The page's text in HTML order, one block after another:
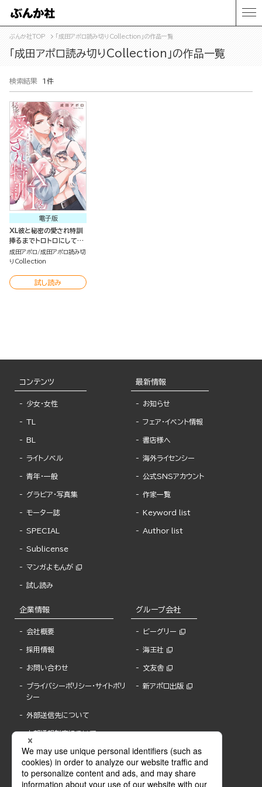
ぶんか社TOP 「成田アポロ読み切りCollection」の作品一覧
「成田アポロ読み切りCollection」の作品一覧
検索結果 1件
電子版
XL彼と秘密の愛され特訓
挿るまでトロトロにしてあ
げる（単話版）
成田アポロ 成田アポロ読み切
りCollection
試し読み
コンテンツ
少女・女性
TL
BL
ライトノベル
青年・一般
グラビア・写真集
モーター誌
SPECIAL
Sublicense
マンガよもんが
試し読み
最新情報
お知らせ
フェア・イベント情報
書店様へ
海外ライセンシー
公式SNSアカウント
作家一覧
Keyword list
Author list
企業情報
会社概要
採用情報
お問い合わせ
プライバシーポリシー・サイトポリ
シー
外部送信先について
内部通報制度について
グループ会社
ビーグリー
海王社
文友舎
新アポロ出版